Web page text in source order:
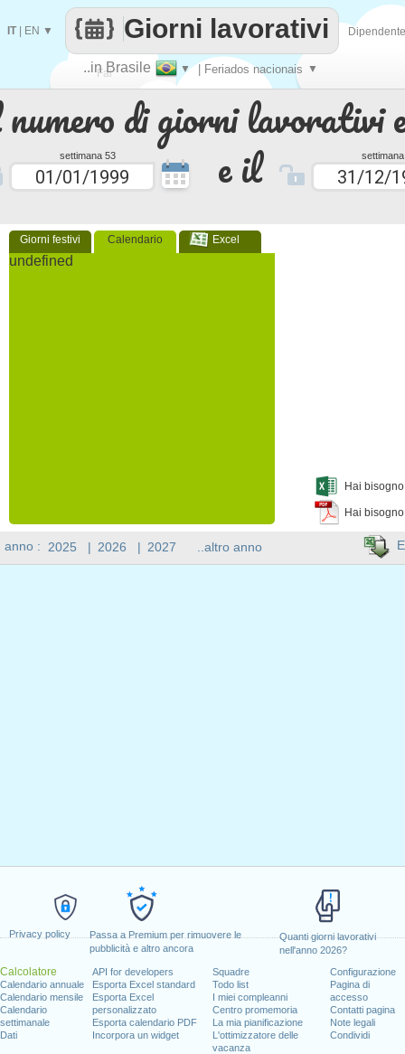
Privacy policy
Passa a Premium per rimuovere le
pubblicità e altro ancora
Quanti giorni lavorativi
nell'anno 2026?
Calcolatore
Calendario annuale
Calendario mensile
Calendario
settimanale
Dati
API for developers
Esporta Excel standard
Esporta Excel
personalizzato
Esporta calendario PDF
Incorpora un widget
Squadre
Todo list
I miei compleanni
Centro promemoria
La mia pianificazione
L'ottimizzatore delle
vacanza
Configurazione
Pagina di
accesso
Contatti pagina
Note legali
Condividi
di giorni lavorativi
settimana 53 e il
Giorni festivi Calendario Excel
undefined
Hai
Hai
Fai
contare
..in Brasile ▼ | Feriados nacionais ▼
Giorni lavorativi
IT| EN ▼
anno : 2025 | 2026 | 2027 ..altro anno